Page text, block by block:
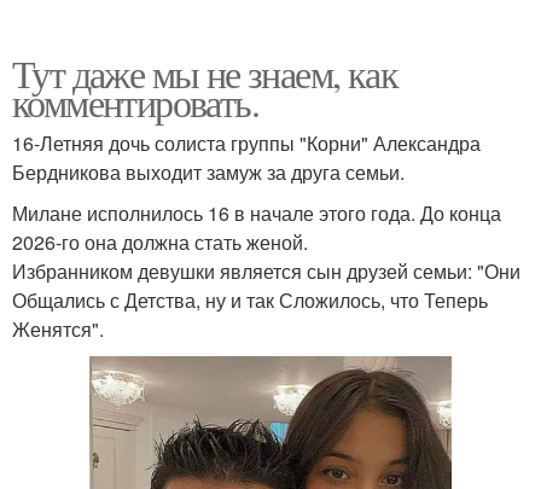
Тут даже мы не знаем, как
комментировать.
16-Летняя дочь солиста группы "Корни" Александра
Бердникова выходит замуж за друга семьи.
Милане исполнилось 16 в начале этого года. До конца
2026-го она должна стать женой.
Избранником девушки является сын друзей семьи: "Они
Общались с Детства, ну и так Сложилось, что Теперь
Женятся".